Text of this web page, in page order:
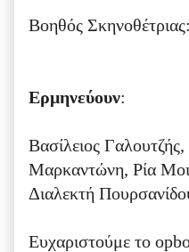
Βοηθός
Ερμηνεύουν:
Βασίλειος
Μαρκαντώνη, Ρία
Διαλεκτή
Ευχαριστούμε το